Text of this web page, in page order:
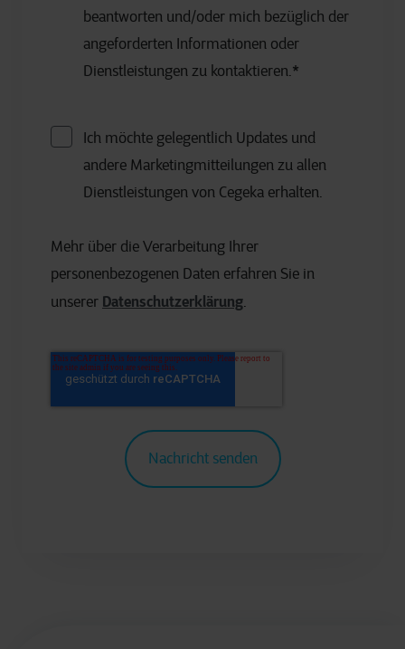
beantworten und/oder mich bezüglich der
angeforderten Informationen oder
Dienstleistungen zu kontaktieren.*
Ich möchte gelegentlich Updates und
andere Marketingmitteilungen zu allen
Dienstleistungen von Cegeka erhalten.
Mehr über die Verarbeitung Ihrer
personenbezogenen Daten erfahren Sie in
unserer Datenschutzerklärung.